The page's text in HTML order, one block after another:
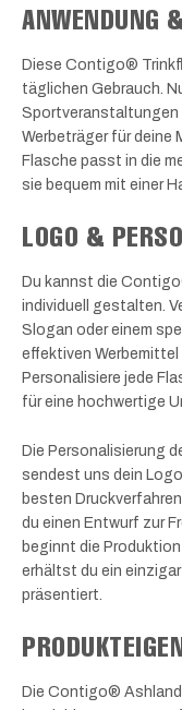
ANWENDUNG
Diese Contigo®
täglichen Gebrauch.
Sportveranstaltungen
Werbeträger für deine
Flasche passt in die
sie bequem mit einer
LOGO &
Du kannst die
individuell gestalten.
Slogan oder einem
effektiven Werbemittel
Personalisiere jede
für eine hochwertige
Die Personalisierung
sendest uns dein
besten
du einen Entwurf zur
beginnt die
erhältst du ein
präsentiert.
Die Contigo®